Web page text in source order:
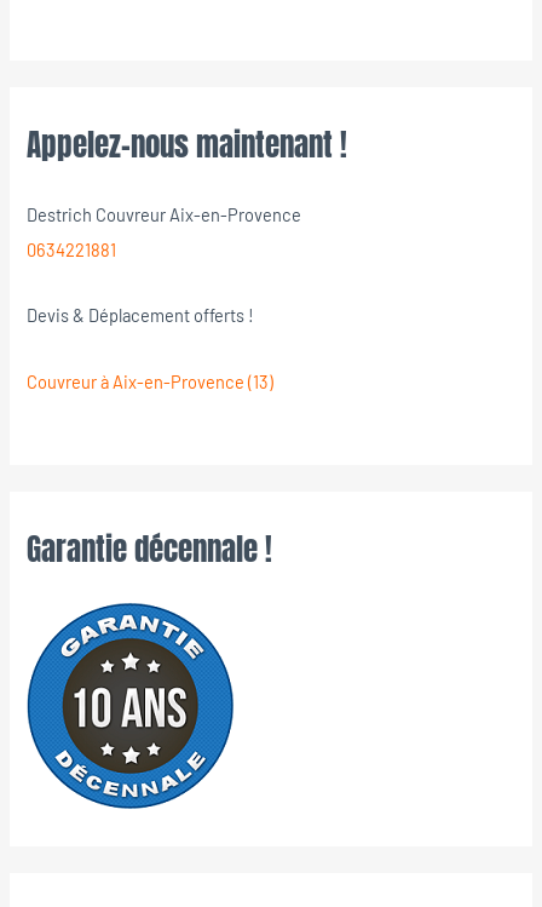
Appelez-nous maintenant !
Destrich Couvreur Aix-en-Provence
0634221881
Devis & Déplacement offerts !
Couvreur à Aix-en-Provence (13)
Garantie décennale !